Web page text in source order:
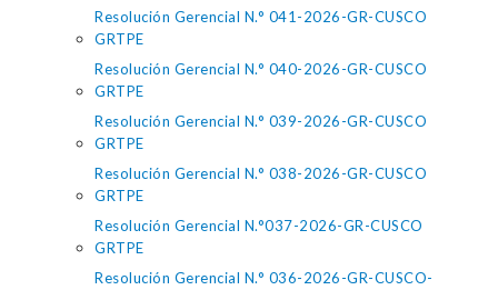
Resolución Gerencial N.° 041-2026-GR-CUSCO
GRTPE
Resolución Gerencial N.° 040-2026-GR-CUSCO
GRTPE
Resolución Gerencial N.° 039-2026-GR-CUSCO
GRTPE
Resolución Gerencial N.° 038-2026-GR-CUSCO
GRTPE
Resolución Gerencial N.°037-2026-GR-CUSCO
GRTPE
Resolución Gerencial N.° 036-2026-GR-CUSCO-